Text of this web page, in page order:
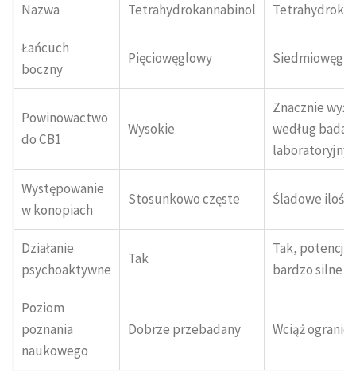
Nazwa Tetrahydrokannabinol
Łańcuch
boczny
Pięciowęglowy
Powinowactwo
do CB1
Wysokie
Znacznie
według badań
Występowanie
w konopiach
Stosunkowo częste Śladowe ilości
Działanie
psychoaktywne
Tak
Tak,
bardzo silne
Poziom
poznania
naukowego
Dobrze przebadany Wciąż